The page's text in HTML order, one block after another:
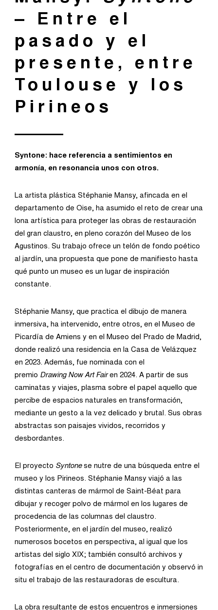
– Entre el
pasado y el
presente, entre
Toulouse y los
Pirineos
Syntone: hace referencia a sentimientos en
armonía, en resonancia unos con otros.
La artista plástica Stéphanie Mansy, afincada en el
departamento de Oise, ha asumido el reto de crear una
lona artística para proteger las obras de restauración
del gran claustro, en pleno corazón del Museo de los
Agustinos. Su trabajo ofrece un telón de fondo poético
al jardín, una propuesta que pone de manifiesto hasta
qué punto un museo es un lugar de inspiración
constante.
Stéphanie Mansy, que practica el dibujo de manera
inmersiva, ha intervenido, entre otros, en el Museo de
Picardía de Amiens y en el Museo del Prado de Madrid,
donde realizó una residencia en la Casa de Velázquez
en 2023. Además, fue nominada con el
premio Drawing Now Art Fairen 2024. A partir de sus
caminatas y viajes, plasma sobre el papel aquello que
percibe de espacios naturales en transformación,
mediante un gesto a la vez delicado y brutal. Sus obras
abstractas son paisajes vividos, recorridos y
desbordantes.
El proyecto Syntonese nutre de una búsqueda entre el
museo y los Pirineos. Stéphanie Mansy viajó a las
distintas canteras de mármol de Saint-Béat para
dibujar y recoger polvo de mármol en los lugares de
procedencia de las columnas del claustro.
Posteriormente, en el jardín del museo, realizó
numerosos bocetos en perspectiva, al igual que los
artistas del siglo XIX; también consultó archivos y
fotografías en el centro de documentación y observó in
situ el trabajo de las restauradoras de escultura.
La obra resultante de estos encuentros e inmersiones